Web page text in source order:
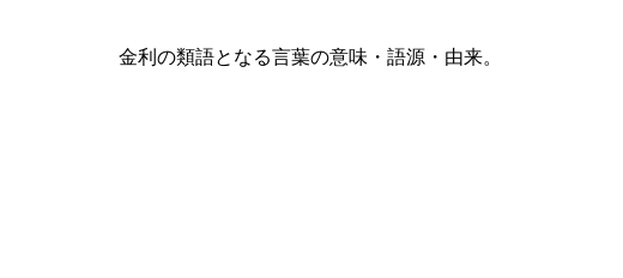
金利の類語となる言葉の意味・語源・由来。